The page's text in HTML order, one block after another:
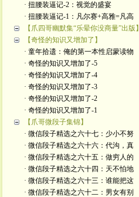
· 扭腰装逼记-2：视觉的盛宴
· 扭腰装逼记-1：凡尔赛+高雅=凡高
【爪四哥幽默集“乐晕你没商量”出版】
【奇怪的知识又增加了】
· 童年拾遗：俺的第一本性启蒙读物
· 奇怪的知识又增加了-5
· 奇怪的知识又增加了-4
· 奇怪的知识又增加了-3
· 奇怪的知识又增加了-2
· 奇怪的知识又增加了-1
【爪哥微段子集锦】
· 微信段子精选之六十七：少小不努
· 微信段子精选之六十六：代沟，真
· 微信段子精选之六十五：做穷人的
· 微信段子精选之六十四：天不怕地
· 微信段子精选之六十三：谁能把这
· 微信段子精选之六十二：男女有别